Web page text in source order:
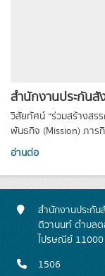
สำนักงานประกันสั
วิสัยทัศน์ “ร่วมสร้างสร
พันธกิจ (Mission) ภาร
อ่านต่อ
สำนักงานประกั
ติวานนท์ ตำบล
ไปรษณีย์ 11000
1506